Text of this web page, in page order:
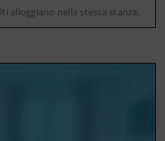
alloggiano nella stessa stanza.